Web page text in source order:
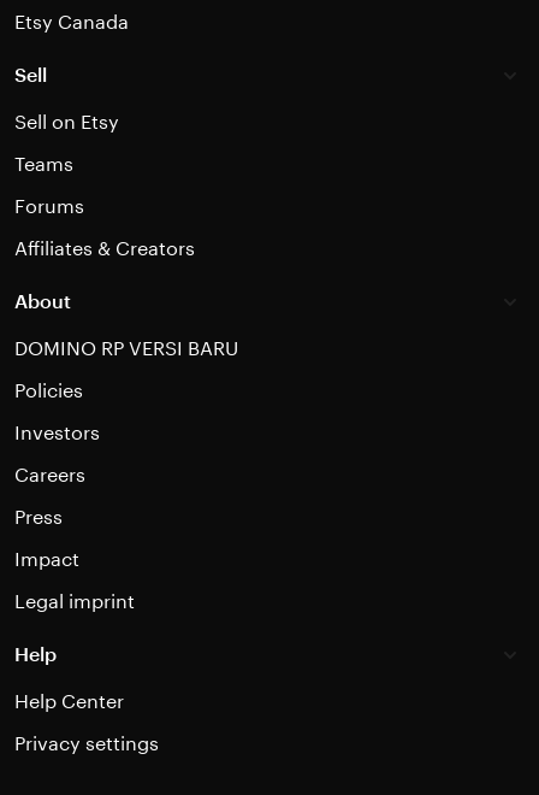
Etsy Canada
Sell
Sell on Etsy
Teams
Forums
Affiliates & Creators
About
DOMINO RP VERSI BARU
Policies
Investors
Careers
Press
Impact
Legal imprint
Help
Help Center
Privacy settings